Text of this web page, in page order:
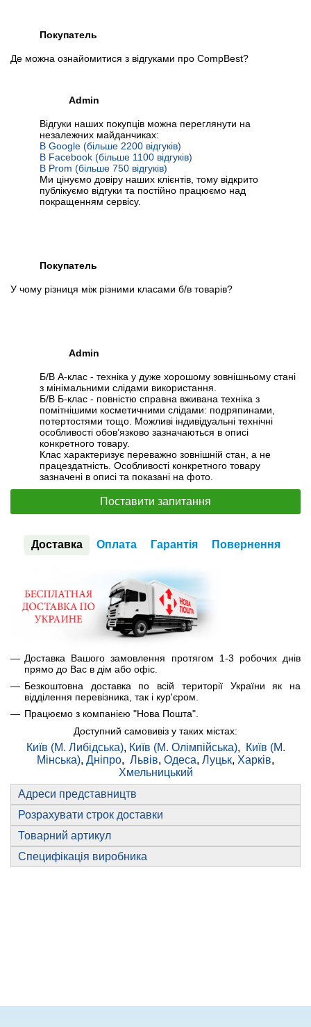
Покупатель
Де можна ознайомитися з відгуками про CompBest?
Admin
Відгуки наших покупців можна переглянути на
незалежних майданчиках:
В Google (більше 2200 відгуків)
В Facebook (більше 1100 відгуків)
В Prom (більше 750 відгуків)
Ми цінуємо довіру наших клієнтів, тому відкрито
публікуємо відгуки та постійно працюємо над
покращенням сервісу.
Покупатель
У чому різниця між різними класами б/в товарів?
Admin
Б/В А-клас - техніка у дуже хорошому зовнішньому стані
з мінімальними слідами використання.
Б/В Б-клас - повністю справна вживана техніка з
помітнішими косметичними слідами: подряпинами,
потертостями тощо. Можливі індивідуальні технічні
особливості обов’язково зазначаються в описі
конкретного товару.
Клас характеризує переважно зовнішній стан, а не
працездатність. Особливості конкретного товару
зазначені в описі та показані на фото.
Поставити запитання
Доставка Оплата Гарантія Повернення
Доставка Вашого замовлення протягом 1-3 робочих днів
прямо до Вас в дім або офіс.
Безкоштовна доставка по всій території України як на
відділення перевізника, так і кур'єром.
Працюємо з компанією "Нова Пошта".
Доступний самовивіз у таких містах:
Київ (М. Либідська), Київ (М. Олімпійська),
Київ (М.
Мінська), Дніпро, Львів, Одеса, Луцьк, Харків,
Хмельницький
Адреси представництв
Розрахувати строк доставки
Товарний артикул
Специфікація виробника